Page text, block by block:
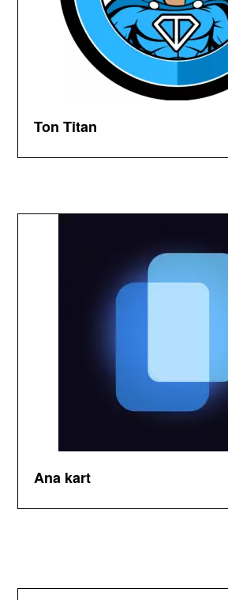
Ton Titan
Ana kart